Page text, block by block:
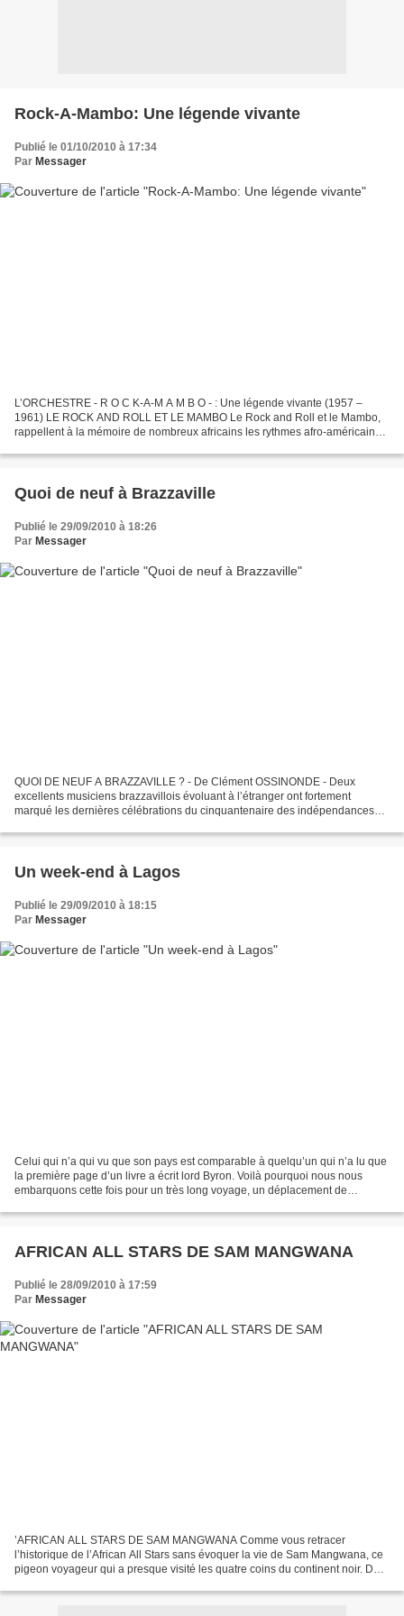
Rock-A-Mambo: Une légende vivante
Publié le 01/10/2010 à 17:34
Par Messager
L’ORCHESTRE - R O C K-A-M A M B O - : Une légende vivante (1957 –
1961) LE ROCK AND ROLL ET LE MAMBO Le Rock and Roll et le Mambo,
rappellent à la mémoire de nombreux africains les rythmes afro-américains
Quoi de neuf à Brazzaville
Publié le 29/09/2010 à 18:26
Par Messager
QUOI DE NEUF A BRAZZAVILLE ? - De Clément OSSINONDE - Deux
excellents musiciens brazzavillois évoluant à l’étranger ont fortement
marqué les dernières célébrations du cinquantenaire des indépendances
Un week-end à Lagos
Publié le 29/09/2010 à 18:15
Par Messager
Celui qui n’a qui vu que son pays est comparable à quelqu’un qui n’a lu que
la première page d’un livre a écrit lord Byron. Voilà pourquoi nous nous
embarquons cette fois pour un très long voyage, un déplacement de
AFRICAN ALL STARS DE SAM MANGWANA
Publié le 28/09/2010 à 17:59
Par Messager
’AFRICAN ALL STARS DE SAM MANGWANA Comme vous retracer
l’historique de l’African All Stars sans évoquer la vie de Sam Mangwana, ce
pigeon voyageur qui a presque visité les quatre coins du continent noir. De